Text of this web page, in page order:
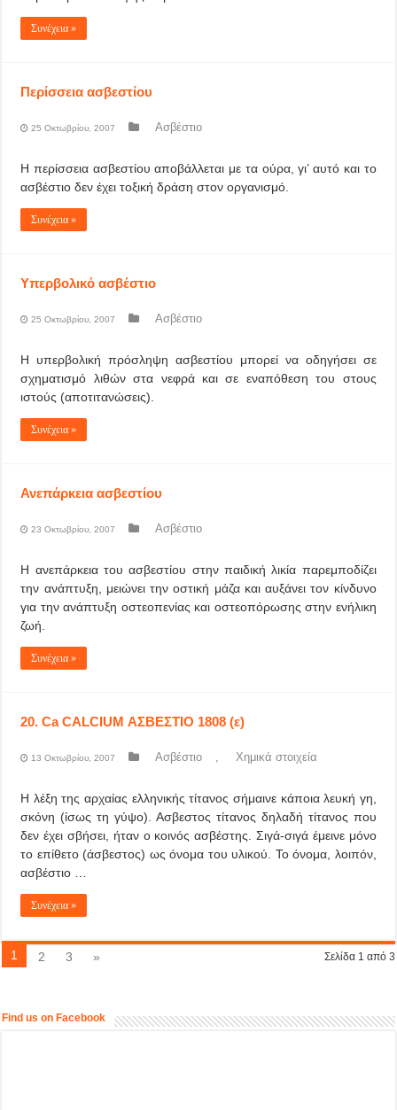
Συνέχεια »
Περίσσεια ασβεστίου
25 Οκτωβρίου, 2007 Ασβέστιο
Η περίσσεια ασβεστίου αποβάλλεται με τα ούρα, γι’ αυτό και το
ασβέστιο δεν έχει τοξική δράση στον οργανισμό.
Συνέχεια »
Υπερβολικό ασβέστιο
25 Οκτωβρίου, 2007 Ασβέστιο
Η υπερβολική πρόσληψη ασβεστίου μπορεί να οδηγήσει σε
σχηματισμό λιθών στα νεφρά και σε εναπόθεση του στους
ιστούς (αποτιτανώσεις).
Συνέχεια »
Ανεπάρκεια ασβεστίου
23 Οκτωβρίου, 2007 Ασβέστιο
Η ανεπάρκεια του ασβεστίου στην παιδική λικία παρεμποδίζει
την ανάπτυξη, μειώνει την οστική μάζα και αυξάνει τον κίνδυνο
για την ανάπτυξη οστεοπενίας και οστεοπόρωσης στην ενήλικη
ζωή.
Συνέχεια »
20. Ca CALCIUM ΑΣΒΕΣΤΙΟ 1808 (ε)
13 Οκτωβρίου, 2007 Ασβέστιο , Χημικά στοιχεία
Η λέξη της αρχαίας ελληνικής τίτανος σήμαινε κάποια λευκή γη,
σκόνη (ίσως τη γύψο). Ασβεστος τίτανος δηλαδή τίτανος που
δεν έχει σβήσει, ήταν ο κοινός ασβέστης. Σιγά-σιγά έμεινε μόνο
το επίθετο (άσβεστος) ως όνομα του υλικού. Το όνομα, λοιπόν,
ασβέστιο …
Συνέχεια »
Σελίδα 1 από 3
1 2 3 »
Find us on Facebook